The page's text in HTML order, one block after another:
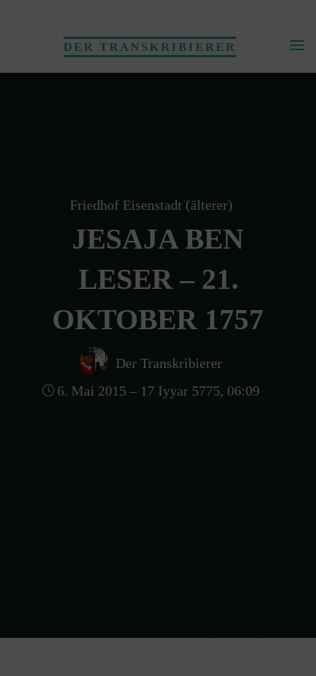
DER TRANSKRIBIERER
Friedhof Eisenstadt (älterer)
JESAJA BEN
LESER – 21.
OKTOBER 1757
Der Transkribierer
6. Mai 2015 – 17 Iyyar 5775, 06:09